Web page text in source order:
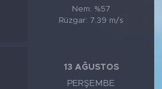
Nem: %57
Rüzgar: 7.39 m/s
13 AĞUSTOS
PERŞEMBE